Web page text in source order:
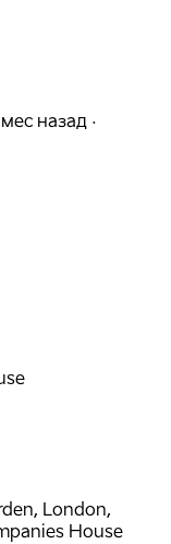
назад ·
London,
House